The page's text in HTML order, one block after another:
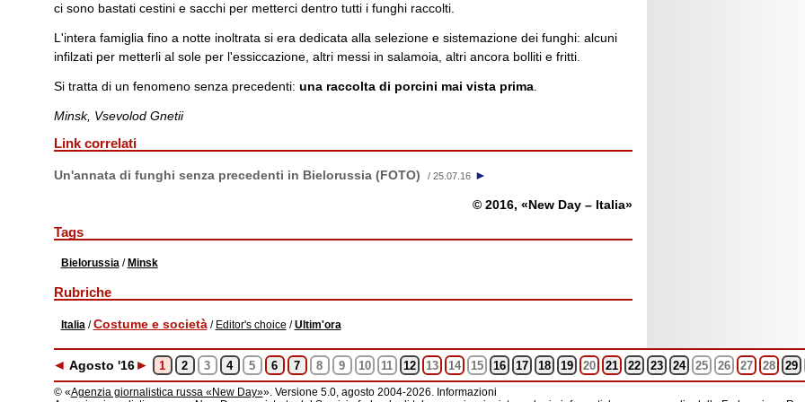
ci sono bastati cestini e sacchi per metterci dentro tutti i funghi raccolti.
L'intera famiglia fino a notte inoltrata si era dedicata alla selezione e sistemazione dei funghi: alcuni
infilzati per metterli al sole per l'essiccazione, altri messi in salamoia, altri ancora bolliti e fritti.
Si tratta di un fenomeno senza precedenti: una raccolta di porcini mai vista prima.
Minsk, Vsevolod Gnetii
Link correlati
Un'annata di funghi senza precedenti in Bielorussia (FOTO) / 25.07.16 ►
© 2016, «New Day – Italia»
Tags
Bielorussia /Minsk
Rubriche
Italia /Costume e società/ Editor's choice /Ultim'ora
◄ Agosto '16► 1 2 3 4 5 6 7 8 9 10 11 12 13 14 15 16 17 18 19 20 21 22 23 24 25 26 27 28 29
© «Agenzia giornalistica russa «New Day»». Versione 5.0, agosto 2004-2026. Informazioni